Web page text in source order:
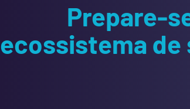
Prepare-
ecossistema